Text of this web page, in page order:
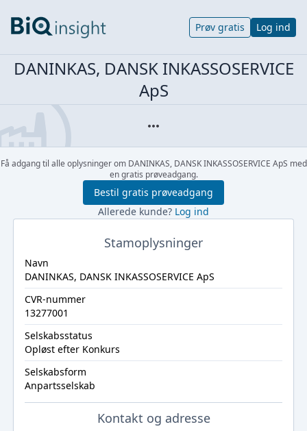
Prøv gratis Log ind
DANINKAS, DANSK INKASSOSERVICE
ApS
Få adgang til alle oplysninger om DANINKAS, DANSK INKASSOSERVICE ApS med
en gratis prøveadgang.
Bestil gratis prøveadgang
Allerede kunde? Log ind
Stamoplysninger
Navn
DANINKAS, DANSK INKASSOSERVICE ApS
CVR-nummer
13277001
Selskabsstatus
Opløst efter Konkurs
Selskabsform
Anpartsselskab
Kontakt og adresse